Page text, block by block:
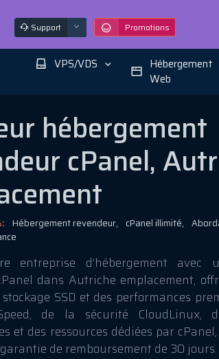
Support Promotions
VPS/VDS
Hébergement
Web
hébergement
cPanel,
Hébergement revendeur, cPanel illimité,
entreprise d’hébergement avec
dans Autriche emplacement,
SSD et des performances
de la sécurité CloudLinux,
et des ressources dédiées par
de remboursement de 30 jours.